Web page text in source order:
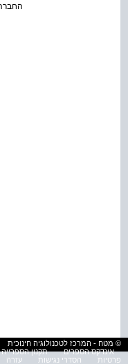
החברה
© מטח - המרכז לטכנולוגיה חינוכית
אינדקס הספרים
תקנון הספרייה
פרטיות
הסדרי נגישות עזרה